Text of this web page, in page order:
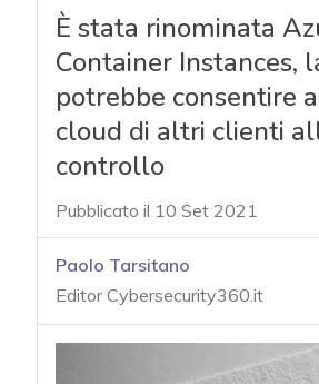
È stata rinominata
Container Instances,
potrebbe consentire
cloud di altri clienti
controllo
Pubblicato il 10 Set 2021
Paolo Tarsitano
Editor Cybersecurity360.it